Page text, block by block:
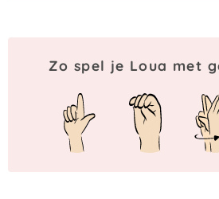
Zo spel je Loua met